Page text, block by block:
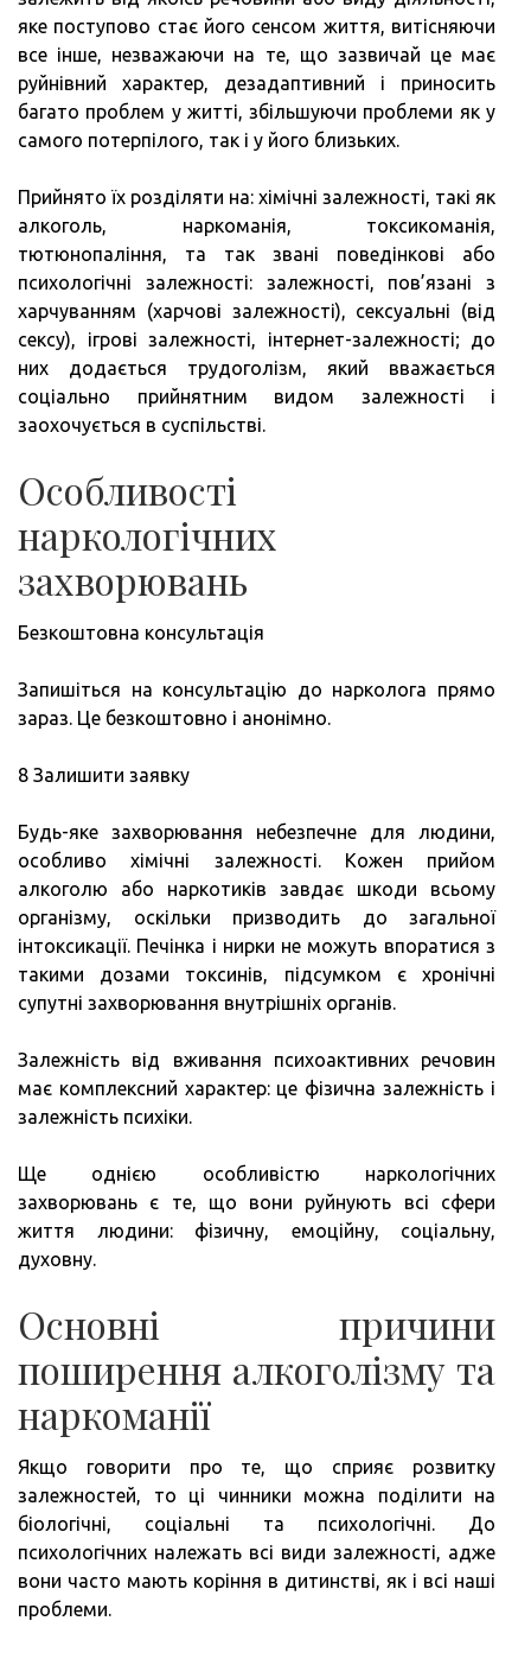
яке поступово стає його сенсом життя, витісняючи
все інше, незважаючи на те, що зазвичай це має
руйнівний характер, дезадаптивний і приносить
багато проблем у житті, збільшуючи проблеми як у
самого потерпілого, так і у його близьких.
Прийнято їх розділяти на: хімічні залежності, такі як
алкоголь, наркоманія, токсикоманія,
тютюнопаління, та так звані поведінкові або
психологічні залежності: залежності, пов’язані з
харчуванням (харчові залежності), сексуальні (від
сексу), ігрові залежності, інтернет-залежності; до
них додається трудоголізм, який вважається
соціально прийнятним видом залежності і
заохочується в суспільстві.
Особливості
наркологічних
захворювань
Безкоштовна консультація
Запишіться на консультацію до нарколога прямо
зараз. Це безкоштовно і анонімно.
8 Залишити заявку
Будь-яке захворювання небезпечне для людини,
особливо хімічні залежності. Кожен прийом
алкоголю або наркотиків завдає шкоди всьому
організму, оскільки призводить до загальної
інтоксикації. Печінка і нирки не можуть впоратися з
такими дозами токсинів, підсумком є хронічні
супутні захворювання внутрішніх органів.
Залежність від вживання психоактивних речовин
має комплексний характер: це фізична залежність і
залежність психіки.
Ще однією особливістю наркологічних
захворювань є те, що вони руйнують всі сфери
життя людини: фізичну, емоційну, соціальну,
духовну.
Основні причини
поширення алкоголізму та
наркоманії
Якщо говорити про те, що сприяє розвитку
залежностей, то ці чинники можна поділити на
біологічні, соціальні та психологічні. До
психологічних належать всі види залежності, адже
вони часто мають коріння в дитинстві, як і всі наші
проблеми.